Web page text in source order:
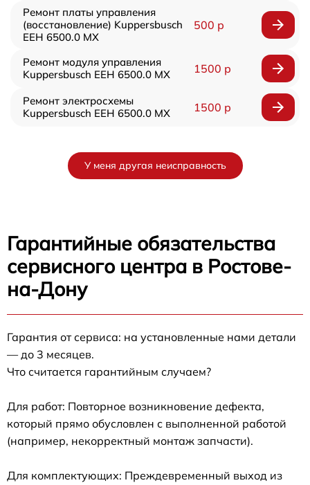
Ремонт платы управления
(восстановление) Kuppersbusch
EEH 6500.0 MX
500 р
Ремонт модуля управления
Kuppersbusch EEH 6500.0 MX
1500 р
Ремонт электросхемы
Kuppersbusch EEH 6500.0 MX
1500 р
У меня другая неисправность
Гарантийные обязательства
сервисного центра в Ростове-
на-Дону
Гарантия от сервиса: на установленные нами детали
— до 3 месяцев.
Что считается гарантийным случаем?
Для работ: Повторное возникновение дефекта,
который прямо обусловлен с выполненной работой
(например, некорректный монтаж запчасти).
Для комплектующих: Преждевременный выход из